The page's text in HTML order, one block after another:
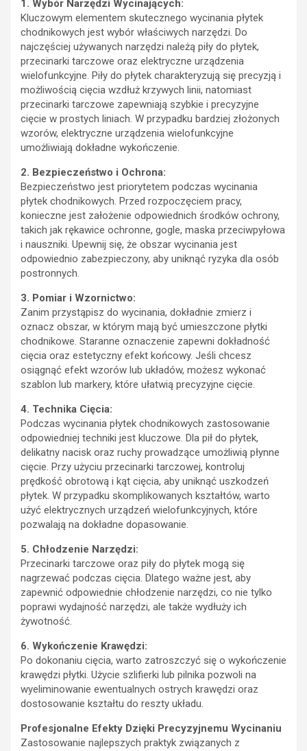
1. Wybór Narzędzi Wycinających:
Kluczowym elementem skutecznego wycinania płytek
chodnikowych jest wybór właściwych narzędzi. Do
najczęściej używanych narzędzi należą piły do płytek,
przecinarki tarczowe oraz elektryczne urządzenia
wielofunkcyjne. Piły do płytek charakteryzują się precyzją i
możliwością cięcia wzdłuż krzywych linii, natomiast
przecinarki tarczowe zapewniają szybkie i precyzyjne
cięcie w prostych liniach. W przypadku bardziej złożonych
wzorów, elektryczne urządzenia wielofunkcyjne
umożliwiają dokładne wykończenie.
2. Bezpieczeństwo i Ochrona:
Bezpieczeństwo jest priorytetem podczas wycinania
płytek chodnikowych. Przed rozpoczęciem pracy,
konieczne jest założenie odpowiednich środków ochrony,
takich jak rękawice ochronne, gogle, maska przeciwpyłowa
i nauszniki. Upewnij się, że obszar wycinania jest
odpowiednio zabezpieczony, aby uniknąć ryzyka dla osób
postronnych.
3. Pomiar i Wzornictwo:
Zanim przystąpisz do wycinania, dokładnie zmierz i
oznacz obszar, w którym mają być umieszczone płytki
chodnikowe. Staranne oznaczenie zapewni dokładność
cięcia oraz estetyczny efekt końcowy. Jeśli chcesz
osiągnąć efekt wzorów lub układów, możesz wykonać
szablon lub markery, które ułatwią precyzyjne cięcie.
4. Technika Cięcia:
Podczas wycinania płytek chodnikowych zastosowanie
odpowiedniej techniki jest kluczowe. Dla pił do płytek,
delikatny nacisk oraz ruchy prowadzące umożliwią płynne
cięcie. Przy użyciu przecinarki tarczowej, kontroluj
prędkość obrotową i kąt cięcia, aby uniknąć uszkodzeń
płytek. W przypadku skomplikowanych kształtów, warto
użyć elektrycznych urządzeń wielofunkcyjnych, które
pozwalają na dokładne dopasowanie.
5. Chłodzenie Narzędzi:
Przecinarki tarczowe oraz piły do płytek mogą się
nagrzewać podczas cięcia. Dlatego ważne jest, aby
zapewnić odpowiednie chłodzenie narzędzi, co nie tylko
poprawi wydajność narzędzi, ale także wydłuży ich
żywotność.
6. Wykończenie Krawędzi:
Po dokonaniu cięcia, warto zatroszczyć się o wykończenie
krawędzi płytki. Użycie szlifierki lub pilnika pozwoli na
wyeliminowanie ewentualnych ostrych krawędzi oraz
dostosowanie kształtu do reszty układu.
Profesjonalne Efekty Dzięki Precyzyjnemu Wycinaniu
Zastosowanie najlepszych praktyk związanych z